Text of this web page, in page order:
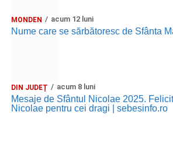
MONDEN acum 12 luni
Nume care se sărbătoresc de Sfânta
DIN JUDEȚ acum 8 luni
Mesaje de Sfântul Nicolae 2025.
Nicolae pentru cei dragi | sebesinfo.ro